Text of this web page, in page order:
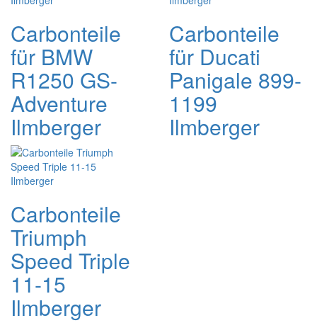
Carbonteile
für BMW
R1250 GS-
Adventure
Ilmberger
Carbonteile
für Ducati
Panigale 899-
1199
Ilmberger
Carbonteile
Triumph
Speed Triple
11-15
Ilmberger